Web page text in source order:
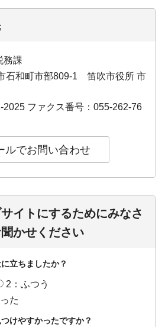
務課
石和町市部809-1 笛吹市役所 市
2025 ファクス番号：055-262-76
イトにするためにみなさ
かせください
立ちましたか？
2：ふつう
た
けやすかったですか？